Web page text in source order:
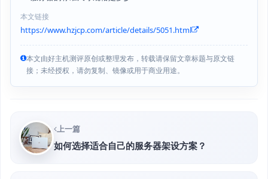
本文链接
https://www.hzjcp.com/article/details/5051.html
本文由好主机测评原创或整理发布，转载请保留文章标题与原文链
接；未经授权，请勿复制、镜像或用于商业用途。
上一篇
如何选择适合自己的服务器架设方案？